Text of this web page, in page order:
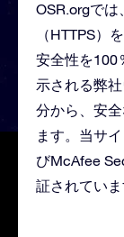
OSR.orgでは
（HTTPS）
安全性を100
示される弊
分から、安
ます。当サ
びMcAfee
証されていま